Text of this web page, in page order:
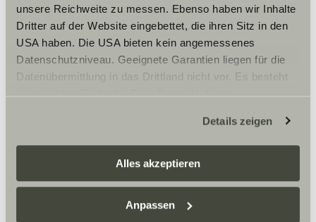
unsere Reichweite zu messen. Ebenso haben wir Inhalte
Dritter auf der Website eingebettet, die ihren Sitz in den
USA haben. Die USA bieten kein angemessenes
Datenschutzniveau. Geeignete Garantien liegen für die
Datenübermittlung in das Drittland nicht vor. Es besteht
ein erhöhtes Risiko für Betroffene, da diesen
zustehen. Eingesetzte Dienstleister können Daten für
eigene Zwecke verarbeiten und mit anderen Daten
zusammenführen. Weitere Informationen finden Sie hier:
Datenschutzerklärung
einzelne Cookies/Dienste in den Einstellungen aus,
Details zeigen
Alles akzeptieren
Anpassen
Händler in Murnau und offizieller Partner für
Vermietung und Service rund um dein nächstes
Öffnungszeiten